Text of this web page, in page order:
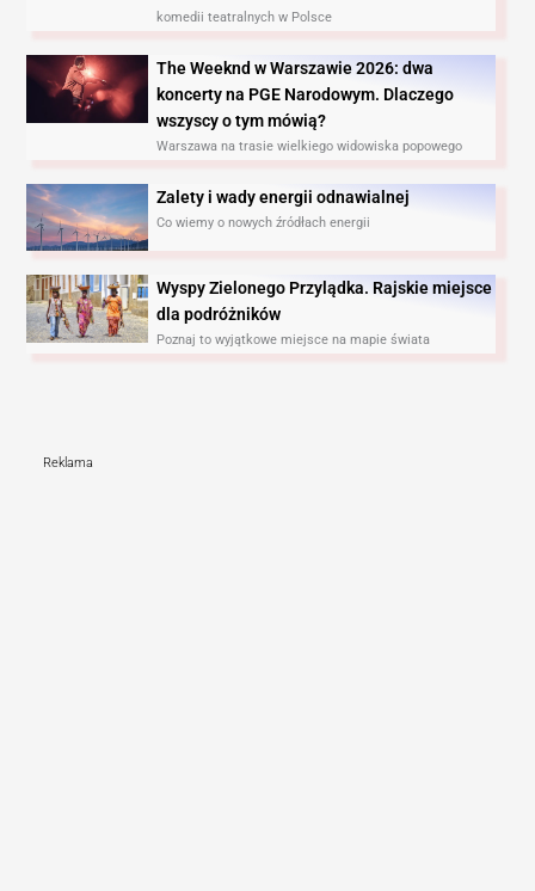
komedii teatralnych w Polsce
The Weeknd w Warszawie 2026: dwa
koncerty na PGE Narodowym. Dlaczego
wszyscy o tym mówią?
Warszawa na trasie wielkiego widowiska popowego
Zalety i wady energii odnawialnej
Co wiemy o nowych źródłach energii
Wyspy Zielonego Przylądka. Rajskie miejsce
dla podróżników
Poznaj to wyjątkowe miejsce na mapie świata
Reklama